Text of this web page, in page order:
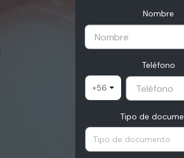
Nombre
Teléfono
+56
Tipo de
Tipo de documento